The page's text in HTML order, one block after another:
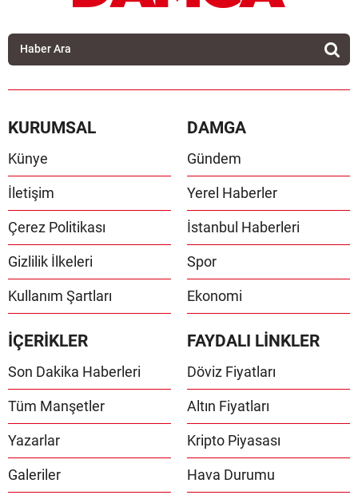
KURUMSAL
Künye
İletişim
Çerez Politikası
Gizlilik İlkeleri
Kullanım Şartları
DAMGA
Gündem
Yerel Haberler
İstanbul Haberleri
Spor
Ekonomi
İÇERİKLER
Son Dakika Haberleri
Tüm Manşetler
Yazarlar
Galeriler
FAYDALI LİNKLER
Döviz Fiyatları
Altın Fiyatları
Kripto Piyasası
Hava Durumu